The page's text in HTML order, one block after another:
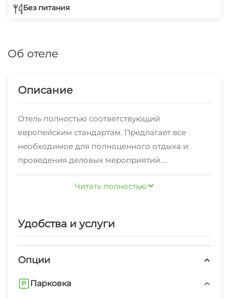
Без питания
Об отеле
Описание
Отель полностью соответствующий
европейским стандартам. Предлагает все
необходимое для полноценного отдыха и
проведения деловых мероприятий.
Расположен в тихом районе г. Анапа, в 30
минутах ходьбы от моря, рядом гипермаркет,
Отель “ЛОТОС” выполнен в классическом
бассейном с подогревом.
(оборудованы мебелью). В каждом номере есть
Читать полностью
Удобства и услуги
Опции
Парковка